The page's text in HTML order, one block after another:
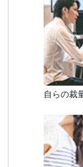
自らの裁